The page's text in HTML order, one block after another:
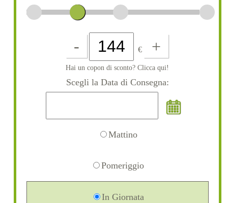
- € +
Hai un copon di sconto? Clicca qui!
Scegli la Data di Consegna:
Mattino
Pomeriggio
In Giornata